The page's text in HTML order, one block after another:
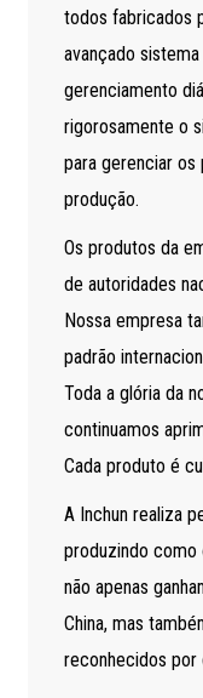
todos fabricados
avançado
gerenciamento
rigorosamente o
para gerenciar
produção.
Os produtos da
de autoridades
Nossa empresa
padrão
Toda a glória da
continuamos
Cada produto é
A Inchun realiza
produzindo como
não apenas
China, mas
reconhecidos por